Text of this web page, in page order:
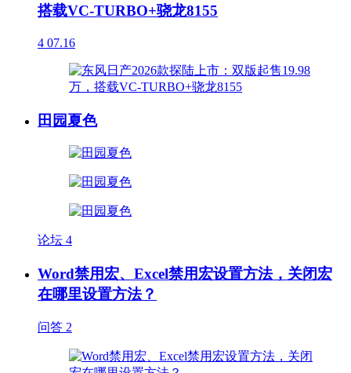
搭载VC-TURBO+骁龙8155
4 07.16
田园夏色
论坛 4
Word禁用宏、Excel禁用宏设置方法，关闭宏
在哪里设置方法？
问答 2